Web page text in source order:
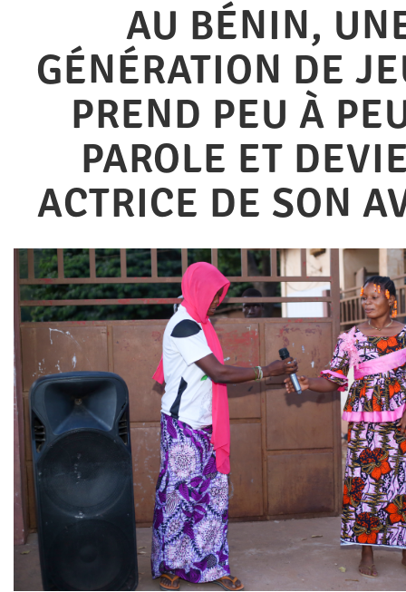
AU BÉNIN,
GÉNÉRATION DE
PREND PEU À
PAROLE ET
ACTRICE DE SON